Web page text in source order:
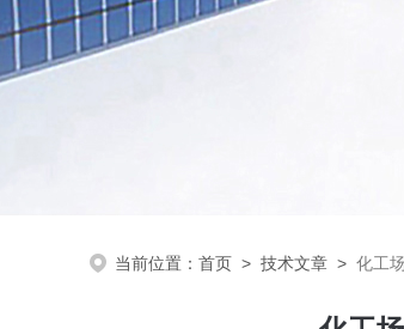
当前位置： 首页 > 技术文章 > 化工